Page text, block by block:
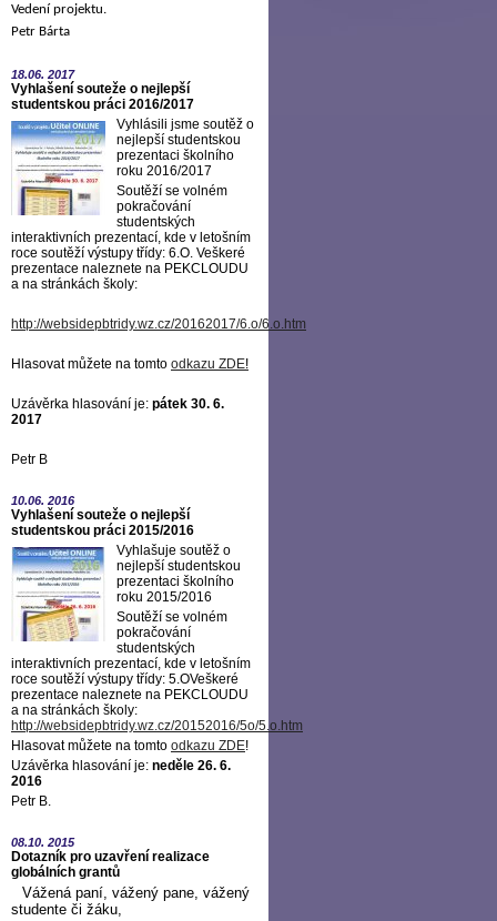
Vedení projektu.
Petr Bárta
18.06. 2017
Vyhlašení souteže o nejlepší
studentskou práci 2016/2017
Vyhlásili jsme soutěž o
nejlepší studentskou
prezentaci školního
roku 2016/2017
Soutěží se volném
pokračování
studentských
interaktivních prezentací, kde v letošním
roce soutěží výstupy třídy: 6.O. Veškeré
prezentace naleznete na PEKCLOUDU
a na stránkách školy:
http://websidepbtridy.wz.cz/20162017/6.o/6.o.htm
Hlasovat můžete na tomto odkazu ZDE!
Uzávěrka hlasování je: pátek 30. 6.
2017
Petr B
10.06. 2016
Vyhlašení souteže o nejlepší
studentskou práci 2015/2016
Vyhlašuje soutěž o
nejlepší studentskou
prezentaci školního
roku 2015/2016
Soutěží se volném
pokračování
studentských
interaktivních prezentací, kde v letošním
roce soutěží výstupy třídy: 5.OVeškeré
prezentace naleznete na PEKCLOUDU
a na stránkách školy:
http://websidepbtridy.wz.cz/20152016/5o/5.o.htm
Hlasovat můžete na tomto odkazu ZDE!
Uzávěrka hlasování je: neděle 26. 6.
2016
Petr B.
08.10. 2015
Dotazník pro uzavření realizace
globálních grantů
Vážená paní, vážený pane, vážený
studente či žáku,